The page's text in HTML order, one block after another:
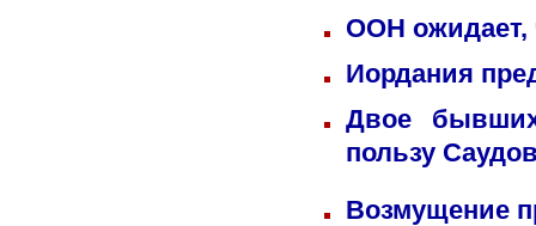
ООН ожидает,
Иордания
Двое
пользу
Возмущение